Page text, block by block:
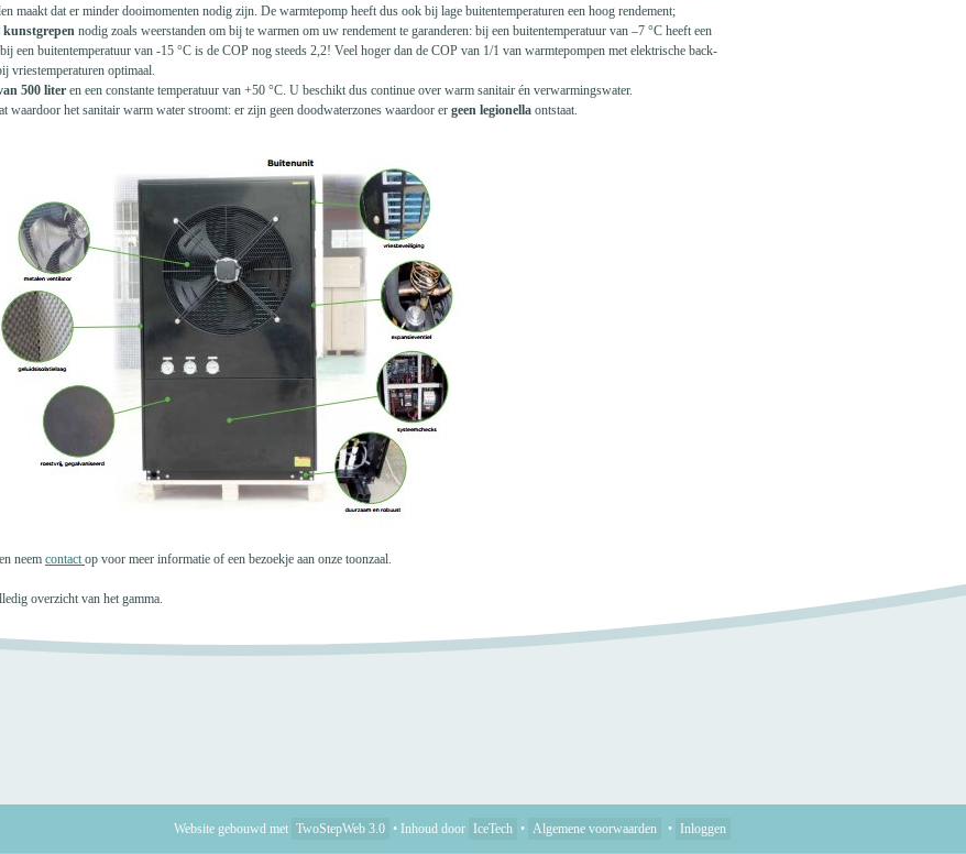
maakt dat er minder dooimomenten nodig zijn. De warmtepomp heeft dus ook bij lage buitentemperaturen een hoog rendement;
kunstgrepen nodig zoals weerstanden om bij te warmen om uw rendement te garanderen: bij een buitentemperatuur van –7 °C heeft een
een buitentemperatuur van -15 °C is de COP nog steeds 2,2! Veel hoger dan de COP van 1/1 van warmtepompen met elektrische back-
vriestemperaturen optimaal.
500 liter en een constante temperatuur van +50 °C. U beschikt dus continue over warm sanitair én verwarmingswater.
waardoor het sanitair warm water stroomt: er zijn geen doodwaterzones waardoor er geen legionella ontstaat.
neem contactop voor meer informatie of een bezoekje aan onze toonzaal.
overzicht van het gamma.
Website gebouwd met TwoStepWeb 3.0 • Inhoud door IceTech • Algemene voorwaarden • Inloggen